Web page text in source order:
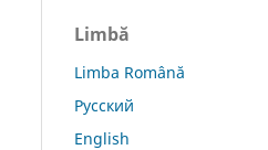
Limbă
Limba Română
Русский
English